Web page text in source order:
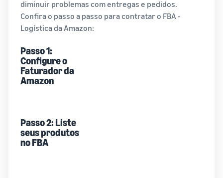
diminuir problemas com entregas e pedidos.
Confira o passo a passo para contratar o FBA -
Logística da Amazon:
Passo 1:
Configure o
Faturador da
Amazon
Passo 2: Liste
seus produtos
no FBA